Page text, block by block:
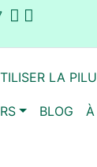
LA
BLOG